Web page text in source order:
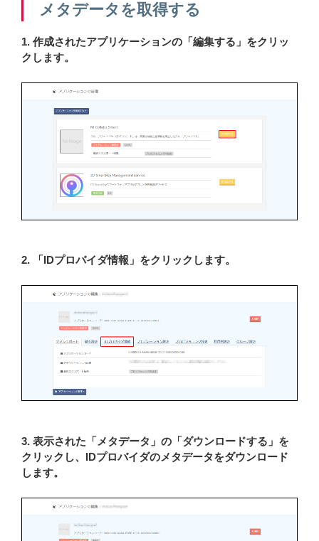
メタデータを取得する
1. 作成されたアプリケーションの「編集する」をクリッ
クします。
2. 「IDプロバイダ情報」をクリックします。
3. 表示された「メタデータ」の「ダウンロードする」を
クリックし、IDプロバイダのメタデータをダウンロード
します。